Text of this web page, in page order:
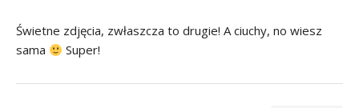
Świetne zdjęcia, zwłaszcza to drugie! A ciuchy, no wiesz
sama
Super!